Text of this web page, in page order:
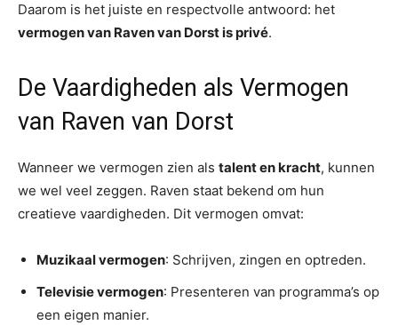
Daarom is het juiste en respectvolle antwoord: het
vermogen van Raven van Dorst is privé.
De Vaardigheden als Vermogen
van Raven van Dorst
Wanneer we vermogen zien als talent en kracht, kunnen
we wel veel zeggen. Raven staat bekend om hun
creatieve vaardigheden. Dit vermogen omvat:
Muzikaal vermogen: Schrijven, zingen en optreden.
Televisie vermogen: Presenteren van programma’s op
een eigen manier.